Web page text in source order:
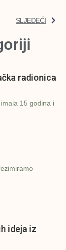
SLJEDEĆI
radionica
15 godina i
ideja iz